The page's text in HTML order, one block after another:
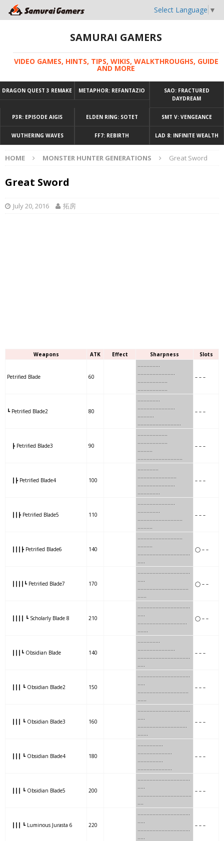
Select Language ▼
SAMURAI GAMERS
VIDEO GAMES, HINTS, TIPS, WIKIS, WALKTHROUGHS, GUIDE
AND MORE
DRAGON QUEST 3 REMAKE METAPHOR: REFANTAZIO
SAO: FRACTURED
DAYDREAM
P3R: EPISODE AIGIS ELDEN RING: SOTET SMT V: VENGEANCE
WUTHERING WAVES FF7: REBIRTH LAD 8: INFINITE WEALTH
HOME MONSTER HUNTER GENERATIONS Great Sword
Great Sword
July 20, 2016 拓房
Weapons ATK Effect Sharpness Slots
Petrified Blade 60
…………...
…………………….
………….…….
………………..
– – –
┗ Petrified Blade2 80
………..….
…………………….
………..
………………………..
– – –
┣ Petrified Blade3 90
……….……….
………………..
……….
…………………………
– – –
┃┣ Petrified Blade4 100
…….…….
……………………..
…….…….………..
……………
– – –
┃┃┣ Petrified Blade5 110
…….……….……..
……………
…….……….………….
……….
– – –
┃┃┃┣ Petrified Blade6 140
…….…….…………….
……….
…….…….…………….…..
…..
◯ – –
┃┃┃┃┗ Petrified Blade7 170
….….……………………...
…..
….….……………………..
…...
◯ – –
┃┃┃┃ ┗ Scholarly Blade 8 210
……..…….….…………....
…..
……..…….….…………..
…....
◯ – –
┃┃┃┗ Obsidian Blade 140
……….…..
…………………….
……….…..…………….….
…..
– – –
┃┃┃ ┗ Obsidian Blade2 150
….….……………………...
…..
….….……………………..
…...
– – –
┃┃┃ ┗ Obsidian Blade3 160
…….……….……………...
…..
…….……….…………….
…….
– – –
┃┃┃ ┗ Obsidian Blade4 180
…....……….
…………………..
…....……….
…………………..
– – –
┃┃┃ ┗ Obsidian Blade5 200
……….…..…………….….
…..
……….…..…………….…..
….
– – –
┃┃┃ ┗ Luminous Jurasta 6 220
……....………………..…..
…..
……....………………..…..
…..
– – –